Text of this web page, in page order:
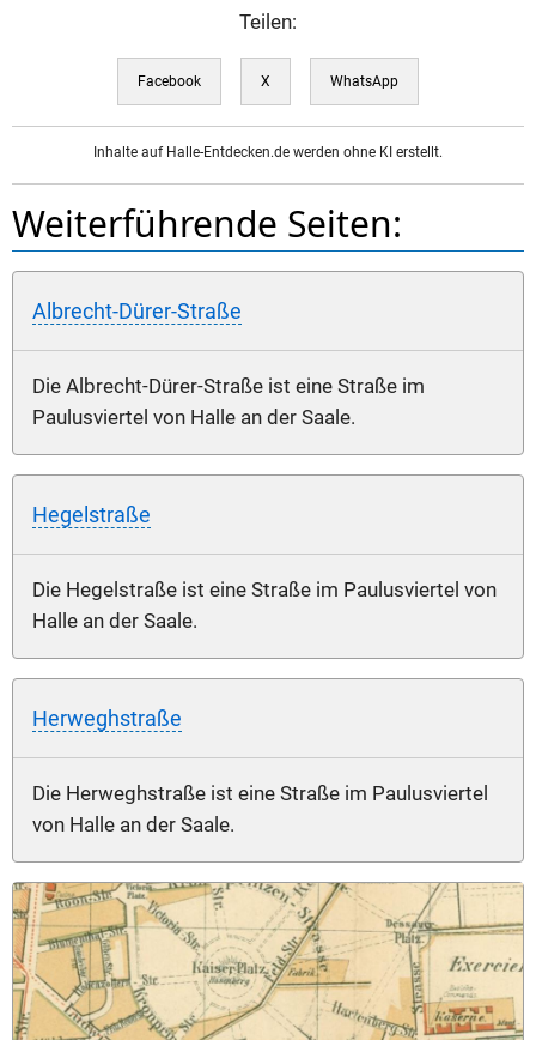
Teilen:
Facebook X WhatsApp
Inhalte auf Halle-Entdecken.de werden ohne KI erstellt.
Weiterführende Seiten:
Albrecht-Dürer-Straße
Die Albrecht-Dürer-Straße ist eine Straße im
Paulusviertel von Halle an der Saale.
Hegelstraße
Die Hegelstraße ist eine Straße im Paulusviertel von
Halle an der Saale.
Herweghstraße
Die Herweghstraße ist eine Straße im Paulusviertel
von Halle an der Saale.